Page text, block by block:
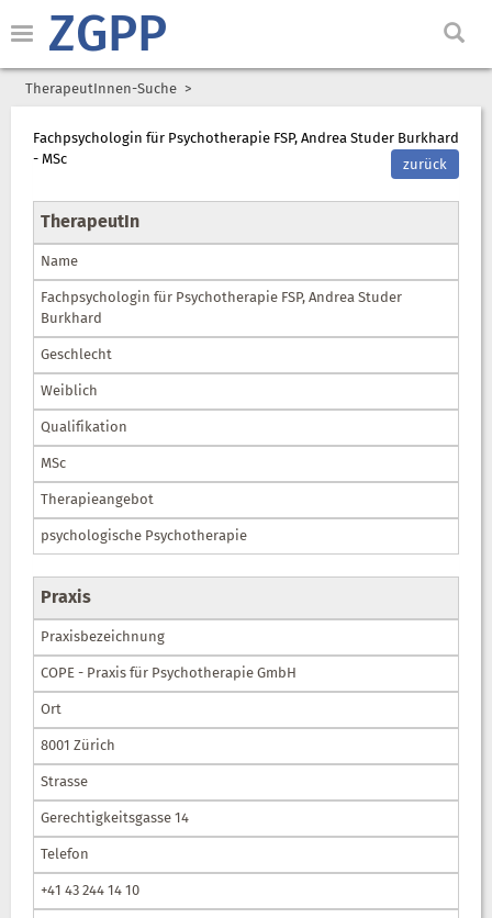
ZGPP
TherapeutInnen-Suche
Fachpsychologin für Psychotherapie FSP, Andrea Studer Burkhard
- MSc
zurück
TherapeutIn
Name
Fachpsychologin für Psychotherapie FSP, Andrea Studer
Burkhard
Geschlecht
Weiblich
Qualifikation
MSc
Therapieangebot
psychologische Psychotherapie
Praxis
Praxisbezeichnung
COPE - Praxis für Psychotherapie GmbH
Ort
8001 Zürich
Strasse
Gerechtigkeitsgasse 14
Telefon
+41 43 244 14 10